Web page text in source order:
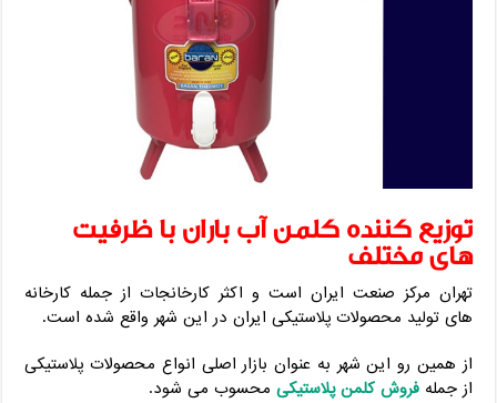
توزیع کننده کلمن آب باران با ظرفیت
های مختلف
تهران مرکز صنعت ایران است و اکثر کارخانجات از جمله کارخانه
های تولید محصولات پلاستیکی ایران در این شهر واقع شده است.
از همین رو این شهر به عنوان بازار اصلی انواع محصولات پلاستیکی
از جملهفروش کلمن پلاستیکی محسوب می شود.